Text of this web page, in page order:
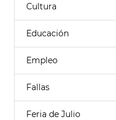
Cultura
Educación
Empleo
Fallas
Feria de Julio